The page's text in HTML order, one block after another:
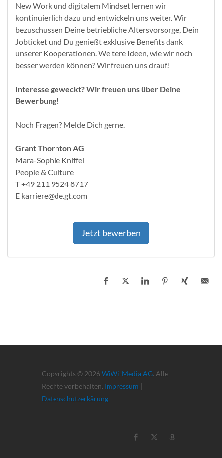
New Work und digitalem Mindset lernen wir
kontinuierlich dazu und entwickeln uns weiter. Wir
bezuschussen Deine betriebliche Altersvorsorge, Dein
Jobticket und Du genießt exklusive Benefits dank
unserer Kooperationen. Weitere Ideen, wie wir noch
besser werden können? Wir freuen uns drauf!
Interesse geweckt? Wir freuen uns über Deine
Bewerbung!
Noch Fragen? Melde Dich gerne.
Grant Thornton AG
Mara-Sophie Kniffel
People & Culture
T +49 211 9524 8717
E karriere@de.gt.com
Jetzt bewerben
Copyrights © 2026 WiWi-Media AG. Alle
Rechte vorbehalten. Impressum |
Datenschutzerkärung